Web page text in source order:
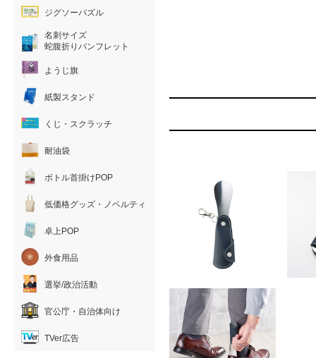
ジグソーパズル
名刺サイズ
蛇腹折りパンフレット
ようじ旗
紙製スタンド
くじ・スクラッチ
耐油袋
ボトル首掛けPOP
低価格グッズ・ノベルティ
卓上POP
外食用品
選挙/政治活動
官公庁・自治体向け
TVer広告